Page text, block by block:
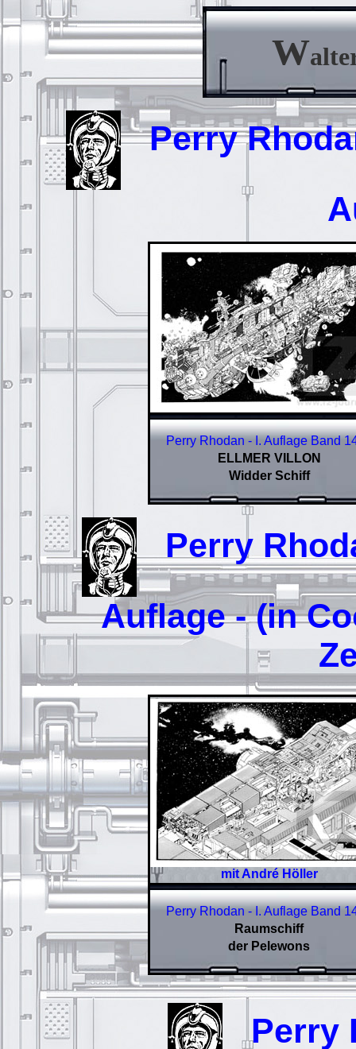
W
Perry
Perry Rhodan - I. Auflage Band
ELLMER VILLON
Widder Schiff
Perry
Auflage - (in
mit André Höller
Perry Rhodan - I. Auflage Band
Raumschiff
der Pelewons
Perry